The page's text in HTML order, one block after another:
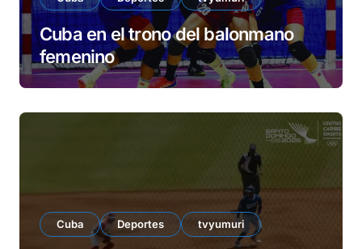
Cuba en el trono del balonmano
femenino
Cuba Deportes tvyumuri